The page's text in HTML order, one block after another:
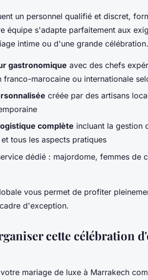
un personnel qualifié et discret,
équipe s'adapte parfaitement aux
intime ou d'une grande célébration.
gastronomique avec des chefs
franco-marocaine ou internationale
créée par des artisans
complète incluant la gestion
tous les aspects pratiques
dédié : majordome, femmes de
vous permet de profiter
d'exception.
cette célébration
mariage de luxe à Marrakech